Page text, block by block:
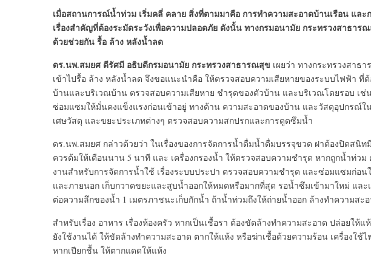
เมื่อสถานการณ์น้ำท่วม เริ่มคลี่ คลาย สิ่งที่ตามมาคือ การทำความสะอาดบ้านเรือน แ
เรื่องสำคัญที่ต้องระมัดระวังเพื่อความปลอดภัย ดังนั้น ทางกรมอนามัย กระทรวงสาธา
ด้วยช่วยกัน รื้อ ล้าง หลังน้ำลด
ดร.นพ.สมยศ ดีรัศมี อธิบดีกรมอนามัย กระทรวงสาธารณสุข เผยว่า ทางกระทรวงสา
เข้าไปรื้อ ล้าง หลังน้ำลด จึงขอแนะนำคือ ให้ตรวจสอบความเสียหายของระบบไฟฟ้า ที่
บ้านและบริเวณบ้าน ตรวจสอบความเสียหาย ชำรุดของตัวบ้าน และบริเวณโดยรอบ เช่
ซ่อมแซมให้มั่นคงแข็งแรงก่อนเข้าอยู่ ทางด้าน ความสะอาดของบ้าน และวัสดุอุปกรณ์
เศษวัสดุ และขยะประเภทต่างๆ ตรวจสอบความสกปรกและการดูดซึมน้ำ
ดร.นพ.สมยศ กล่าวด้วยว่า ในเรื่องของการจัดการน้ำดื่มน้ำดื่มบรรจุขวด ฝาต้องปิดสนิ
ควรต้มให้เดือนนาน 5 นาที และ เครื่องกรองน้ำ ให้ตรวจสอบความชำรุด หากถูกน้ำท่ว
งานสำหรับการจัดการน้ำใช้ เรื่องระบบประปา ตรวจสอบความชำรุด และซ่อมแซมก่อ
และภายนอก เก็บกวาดขยะและสูบน้ำออกให้หมดหรือมากที่สุด รอน้ำซึมเข้ามาใหม่ แล
ต่อความลึกของน้ำ 1 เมตรภาชนะเก็บกักน้ำ ถ้าน้ำท่วมถึงให้ถ่ายน้ำออก ล้างทำความสะ
สำหรับเรื่อง อาหาร เรื่องห้องครัว หากเป็นเชื้อรา ต้องขัดล้างทำความสะอาด ปล่อยให้
ยังใช้งานได้ ให้ขัดล้างทำความสะอาด ตากให้แห้ง หรือฆ่าเชื้อด้วยความร้อน เครื่องใ
หากเปียกชื้น ให้ตากแดดให้แห้ง